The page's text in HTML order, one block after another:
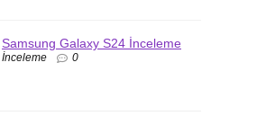
Samsung Galaxy S24 İnceleme
İnceleme 0